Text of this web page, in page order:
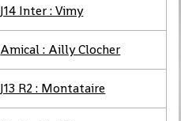
J14 Inter : Vimy
Amical : Ailly Clocher
J13 R2 : Montataire